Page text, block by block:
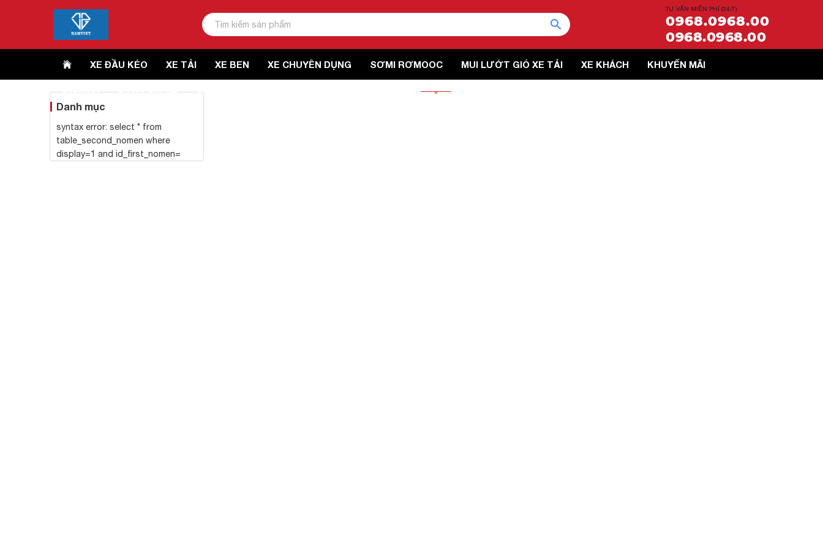
TƯ VẤN MIỄN PHÍ (24/7)
0968.0968.00
0968.0968.00
XE ĐẦU KÉO XE TẢI XE BEN XE CHUYÊN DỤNG SƠMI RƠMOOC MUI LƯỚT GIÓ XE TẢI XE KHÁCH KHUYẾN MÃI
DỊCH VỤ ĐÁNH GIÁ XE GIÁ XE TẢI
Danh mục
syntax error: select * from
table_second_nomen where
display=1 and id_first_nomen=